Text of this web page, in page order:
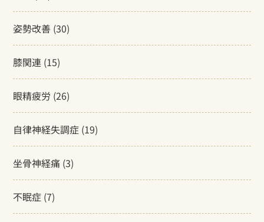
姿勢改善 (30)
膝関連 (15)
眼精疲労 (26)
自律神経失調症 (19)
坐骨神経痛 (3)
不眠症 (7)